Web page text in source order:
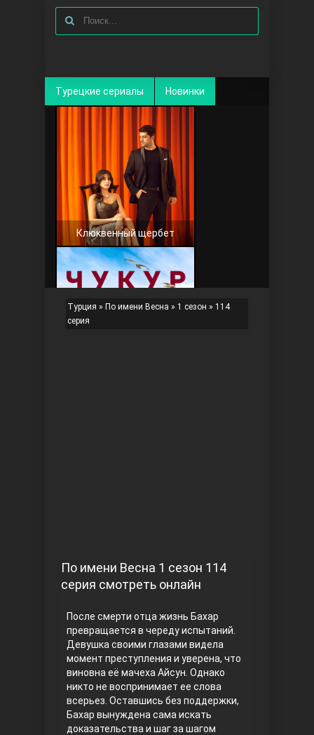
Турецкие сериалы Новинки
Клюквенный щербет
Правосyдие
Турция » По имени Весна » 1 сезон » 114
серия
По имени Весна 1 сезон 114
серия смотреть онлайн
После смерти отца жизнь Бахар
превращается в череду испытаний.
Девушка своими глазами видела
момент преступления и уверена, что
виновна её мачеха Айсун. Однако
никто не воспринимает ее слова
всерьез. Оставшись без поддержки,
Бахар вынуждена сама искать
доказательства и шаг за шагом